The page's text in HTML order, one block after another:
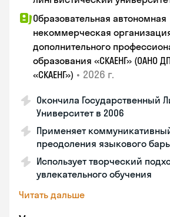
Образовательная автономная
некоммерческая
дополнительного
образования «СКАЕНГ» (ОАНО
«СКАЕНГ») • 2026 г.
Окончила Государственный
Университет в 2006
Применяет
преодоления языкового
Использует творческий
увлекательного обучения
Читать дальше